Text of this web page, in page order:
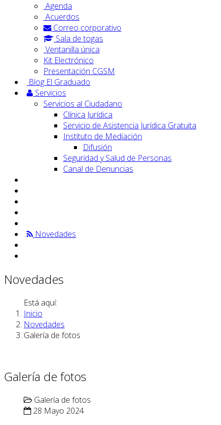
Agenda
Acuerdos
Correo corporativo
Sala de togas
Ventanilla única
Kit Electrónico
Presentación CGSM
Blog El Graduado
Servicios
Servicios al Ciudadano
Clínica Jurídica
Servicio de Asistencia Jurídica Gratuita
Instituto de Mediación
Difusión
Seguridad y Salud de Personas
Canal de Denuncias
Novedades
Novedades
Está aquí:
Inicio
Novedades
Galería de fotos
Galería de fotos
Galería de fotos
28 Mayo 2024